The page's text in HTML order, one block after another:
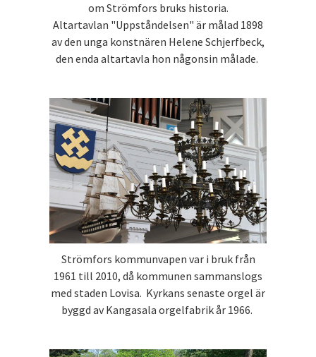
om Strömfors bruks historia.
Altartavlan "Uppståndelsen" är målad 1898
av den unga konstnären Helene Schjerfbeck,
den enda altartavla hon någonsin målade.
Strömfors kommunvapen var i bruk från
1961 till 2010, då kommunen sammanslogs
med staden Lovisa. Kyrkans senaste orgel är
byggd av Kangasala orgelfabrik år 1966.